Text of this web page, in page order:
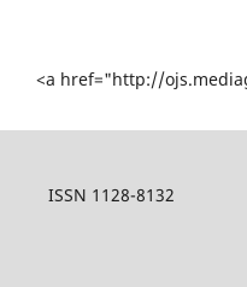
<a href="http://
ISSN 1128-8132